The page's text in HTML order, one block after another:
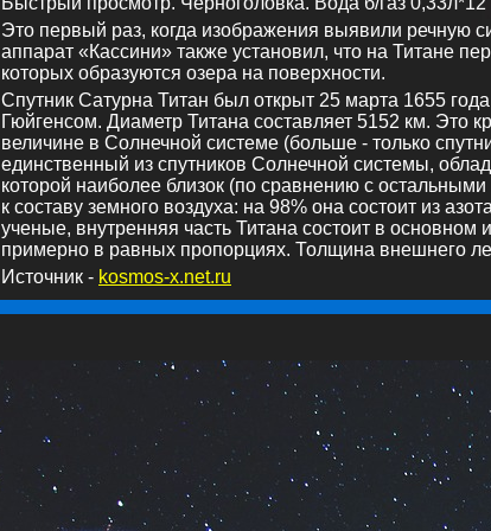
Это первый раз, когда изображения выявили речную
аппарат «Кассини» также установил, что на Титане
которых образуются озера на поверхности.
Спутник Сатурна Титан был открыт 25 марта 1655
Гюйгенсом. Диаметр Титана составляет 5152 км. Это
величине в Солнечной системе (больше - только
единственный из спутников Солнечной системы,
которой наиболее близок (по сравнению с
к составу земного воздуха: на 98% она состоит из
ученые, внутренняя часть Титана состоит в основном
примерно в равных пропорциях. Толщина внешнего
Источник - kosmos-x.net.ru